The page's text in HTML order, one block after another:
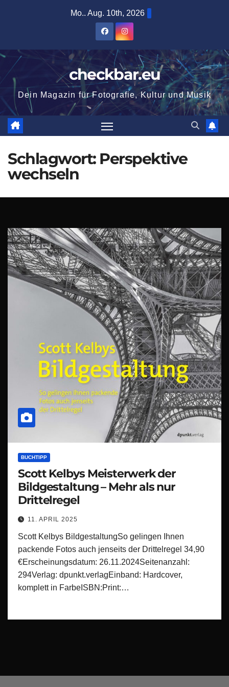
Mo.. Aug. 10th, 2026
checkbar.eu
Dein Magazin für Fotografie, Kultur und Musik
Schlagwort: Perspektive
wechseln
BUCHTIPP
Scott Kelbys Meisterwerk der
Bildgestaltung – Mehr als nur
Drittelregel
11. APRIL 2025
Scott Kelbys BildgestaltungSo gelingen Ihnen
packende Fotos auch jenseits der Drittelregel 34,90
€Erscheinungsdatum: 26.11.2024Seitenanzahl:
294Verlag: dpunkt.verlagEinband: Hardcover,
komplett in FarbeISBN:Print:…